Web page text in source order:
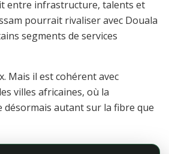
entre infrastructure, talents et
pourrait rivaliser avec Douala
segments de services
Mais il est cohérent avec
villes africaines, où la
désormais autant sur la fibre que